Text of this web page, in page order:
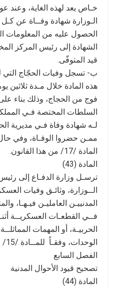
خـاص يعد لهذه الغاية، وعند
الـوزارة شهادة وفــاة عن
الحصول عليه من المعلومات
الشهادة إلى رئيس المركز
قيد المتوفّى.
ب- تسجل وفيات الحجّاج التي
هذه المادة خلال مـدة ثلاثين
فوج من الحجاج، وذلك بناء
السلطات المختصة فـي
لـه شهادة وفاة فـي مديرية
ممـن حضروا الوفـاة، وفي
المادة /17/ من هذا القانون.
المادة (43)
ترسـل وزارة الدفـاع إلى
الــوزارة، وثائـق وفيات
المدنييـن العامليـن فيـهـا،
فــي القطعـات العسكريــة
الحربيـة، أو المهمات
الوحدات، وفقـاً للمــادة /15/ من هذا القانون.
الفصل السابع
تصحيح قيود الأحوال المدنية
المادة (44)